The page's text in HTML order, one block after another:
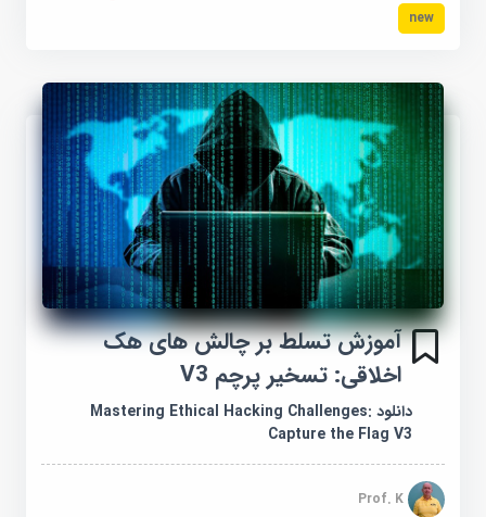
new
آموزش تسلط بر چالش های هک
اخلاقی: تسخیر پرچم V3
دانلود Mastering Ethical Hacking Challenges:
Capture the Flag V3
Prof. K